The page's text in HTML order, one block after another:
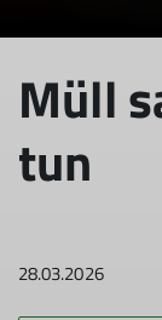
Müll
tun
28.03.2026